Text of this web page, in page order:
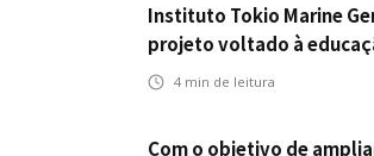
Instituto Tokio Marine
projeto voltado à
empregabilidade
4 min de leitura
Com o objetivo de